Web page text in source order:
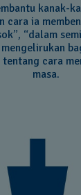
kanak-
cara ia
“dalam
tentang cara
masa.